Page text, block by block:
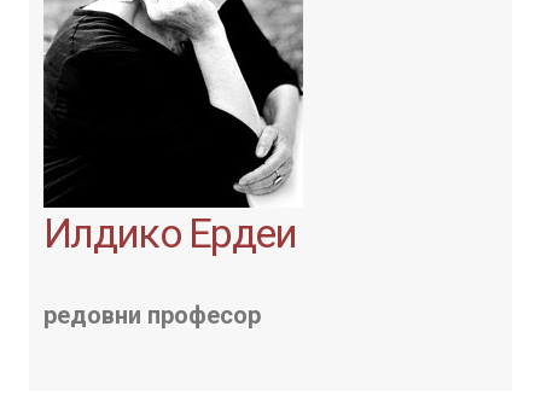
Илдико Ердеи
редовни професор